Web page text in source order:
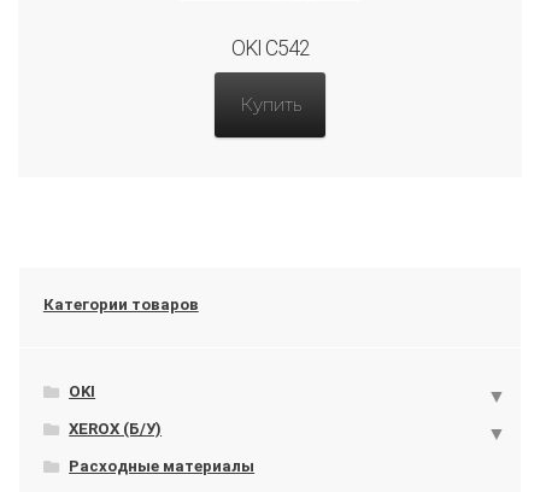
OKI C542
Купить
Категории товаров
OKI
XEROX (Б/У)
Расходные материалы